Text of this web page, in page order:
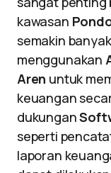
kawasan
semakin
menggunakan
Aren untuk
keuangan
dukungan
seperti
laporan